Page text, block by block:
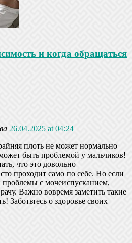
и когда обращаться
26.04.2025 at 04:24
плоть не может нормально
быть проблемой у мальчиков!
что это довольно
проходит само по себе. Но если
с мочеиспусканием,
Важно вовремя заметить такие
Заботьтесь о здоровье своих